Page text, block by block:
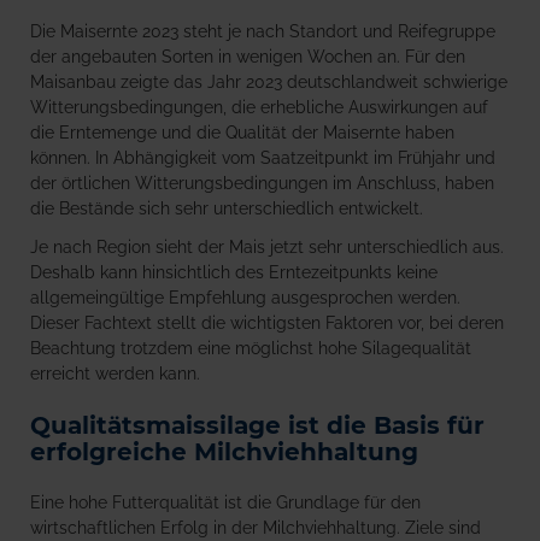
Die Maisernte 2023 steht je nach Standort und Reifegruppe
der angebauten Sorten in wenigen Wochen an. Für den
Maisanbau zeigte das Jahr 2023 deutschlandweit schwierige
Witterungsbedingungen, die erhebliche Auswirkungen auf
die Erntemenge und die Qualität der Maisernte haben
können. In Abhängigkeit vom Saatzeitpunkt im Frühjahr und
der örtlichen Witterungsbedingungen im Anschluss, haben
die Bestände sich sehr unterschiedlich entwickelt.
Je nach Region sieht der Mais jetzt sehr unterschiedlich aus.
Deshalb kann hinsichtlich des Erntezeitpunkts keine
allgemeingültige Empfehlung ausgesprochen werden.
Dieser Fachtext stellt die wichtigsten Faktoren vor, bei deren
Beachtung trotzdem eine möglichst hohe Silagequalität
erreicht werden kann.
Qualitätsmaissilage ist die Basis für
erfolgreiche Milchviehhaltung
Eine hohe Futterqualität ist die Grundlage für den
wirtschaftlichen Erfolg in der Milchviehhaltung. Ziele sind